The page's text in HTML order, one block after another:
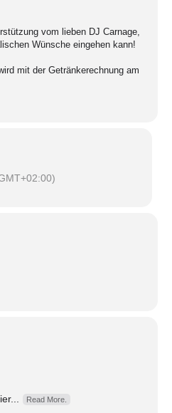
vom lieben DJ Carnage,
Wünsche eingehen kann!
mit der Getränkerechnung am
Read More.